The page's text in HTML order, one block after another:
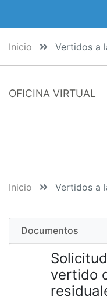
Inicio Vertidos a
OFICINA VIRTUAL
Inicio Vertidos a
Documentos
vertido